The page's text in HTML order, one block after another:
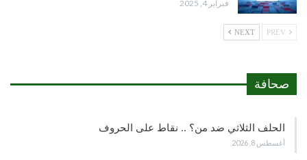
فبراير 4, 2025
NEXT
صحافة
الحلف الثلاثي ضد من؟ .. نقاط على الحروف
أغسطس 8, 2026